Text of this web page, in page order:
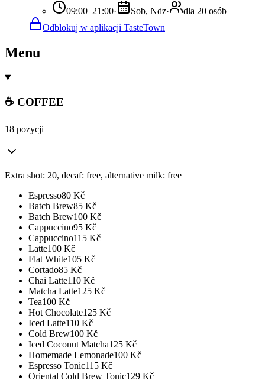
09:00–21:00· Sob, Ndz·
dla 20 osób
Odblokuj w aplikacji TasteTown
Menu
☕ COFFEE
18 pozycji
Extra shot: 20, decaf: free, alternative milk: free
Espresso80 Kč
Batch Brew85 Kč
Batch Brew100 Kč
Cappuccino95 Kč
Cappuccino115 Kč
Latte100 Kč
Flat White105 Kč
Cortado85 Kč
Chai Latte110 Kč
Matcha Latte125 Kč
Tea100 Kč
Hot Chocolate125 Kč
Iced Latte110 Kč
Cold Brew100 Kč
Iced Coconut Matcha125 Kč
Homemade Lemonade100 Kč
Espresso Tonic115 Kč
Oriental Cold Brew Tonic129 Kč